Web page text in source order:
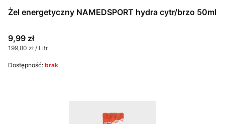
Żel energetyczny NAMEDSPORT hydra cytr/brzo 50ml
Cena
9,99 zł
Cena jednostkowa
199,80 zł / Litr
Dostępność: brak